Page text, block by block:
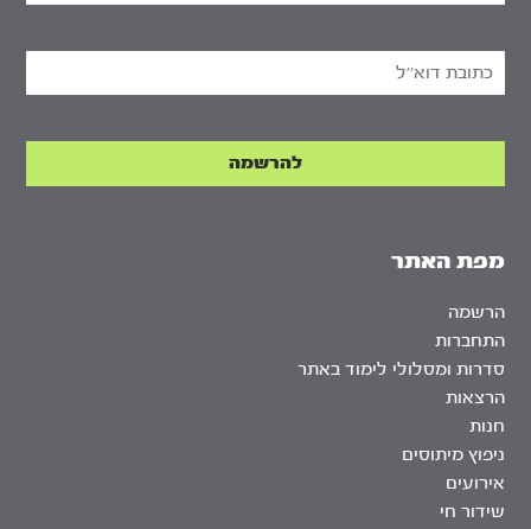
מפת האתר
הרשמה
התחברות
סדרות ומסלולי לימוד באתר
הרצאות
חנות
ניפוץ מיתוסים
אירועים
שידור חי